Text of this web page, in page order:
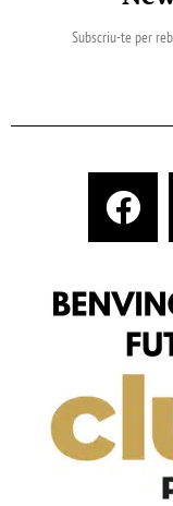
Subscriu-te per